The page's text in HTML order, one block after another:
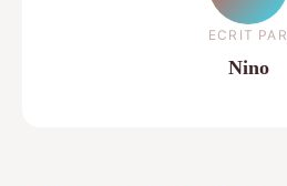
ECRIT PAR
Nino